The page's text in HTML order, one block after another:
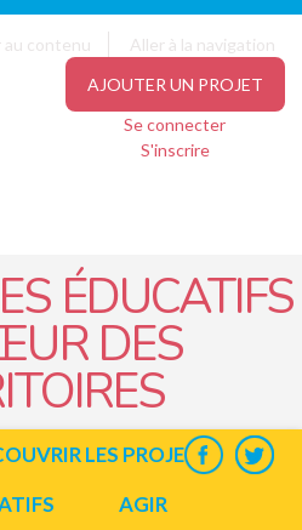
au contenu
Aller à la navigation
AJOUTER UN PROJET
Se connecter
S'inscrire
ÉDUCATIFS
DES
LES PROJETS
AGIR